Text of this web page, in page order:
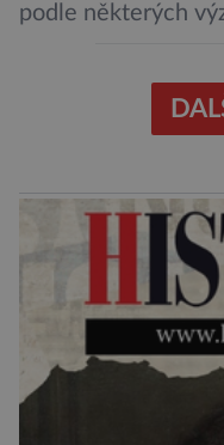
podle některých
křišťálovou kouli,
věštila, které
Za vším stojí
umělé inteligence a